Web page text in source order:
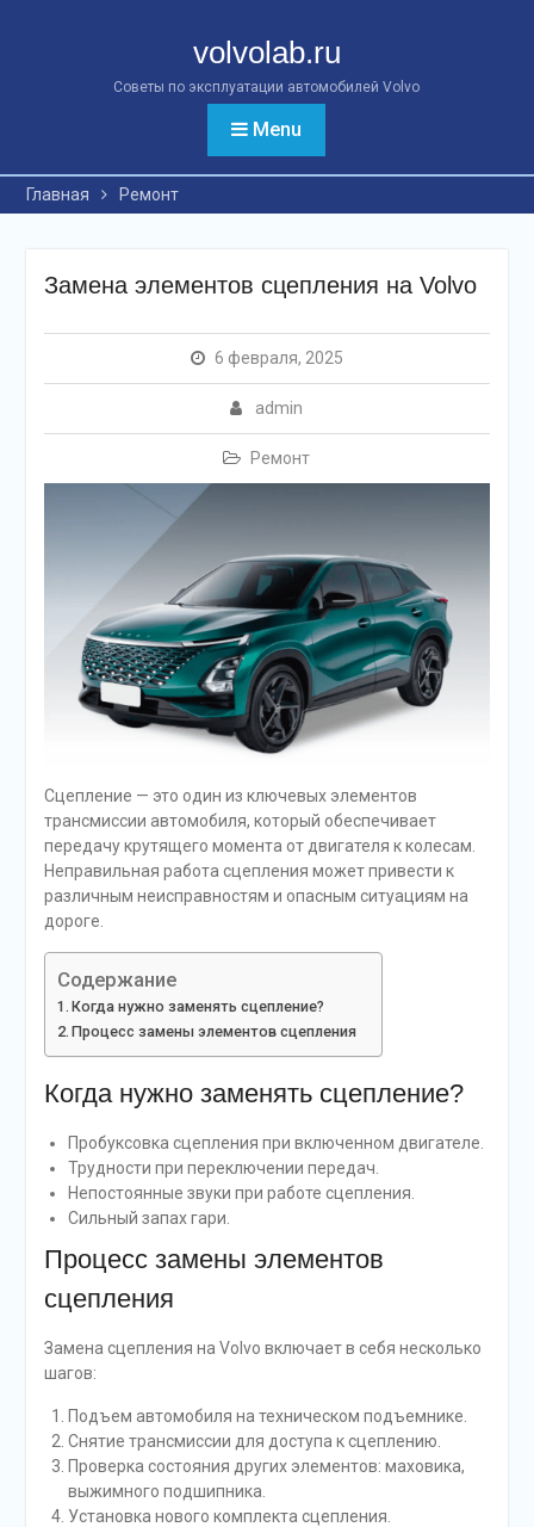
volvolab.ru
Советы по эксплуатации автомобилей Volvo
Menu
Главная Ремонт
Замена элементов сцепления на Volvo
6 февраля, 2025
admin
Ремонт
Сцепление — это один из ключевых элементов
трансмиссии автомобиля, который обеспечивает
передачу крутящего момента от двигателя к колесам.
Неправильная работа сцепления может привести к
различным неисправностям и опасным ситуациям на
дороге.
Содержание
Когда нужно заменять сцепление?
Процесс замены элементов сцепления
Когда нужно заменять сцепление?
Пробуксовка сцепления при включенном двигателе.
Трудности при переключении передач.
Непостоянные звуки при работе сцепления.
Сильный запах гари.
Процесс замены элементов
сцепления
Замена сцепления на Volvo включает в себя несколько
шагов:
Подъем автомобиля на техническом подъемнике.
Снятие трансмиссии для доступа к сцеплению.
Проверка состояния других элементов: маховика,
выжимного подшипника.
Установка нового комплекта сцепления.